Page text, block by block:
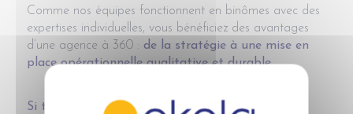
Comme nos équipes fonctionnent en binômes avec des
expertises individuelles, vous bénéficiez des avantages
d’une agence à 360 : de la stratégie à une mise en
place opérationnelle qualitative et durable.
Si tu veux aller vite, marche seul mais si tu veux